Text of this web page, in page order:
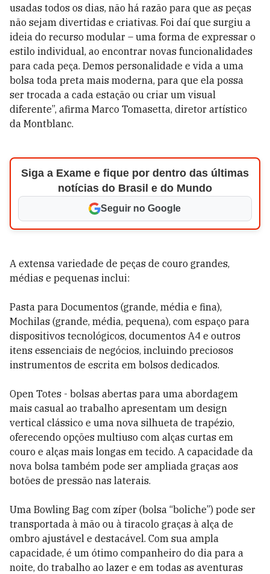
usadas todos os dias, não há razão para que as peças
não sejam divertidas e criativas. Foi daí que surgiu a
ideia do recurso modular – uma forma de expressar o
estilo individual, ao encontrar novas funcionalidades
para cada peça. Demos personalidade e vida a uma
bolsa toda preta mais moderna, para que ela possa
ser trocada a cada estação ou criar um visual
diferente”, afirma Marco Tomasetta, diretor artístico
da Montblanc.
Siga a Exame e fique por dentro das últimas
notícias do Brasil e do Mundo
Seguir no Google
A extensa variedade de peças de couro grandes,
médias e pequenas inclui:
Pasta para Documentos (grande, média e fina),
Mochilas (grande, média, pequena), com espaço para
dispositivos tecnológicos, documentos A4 e outros
itens essenciais de negócios, incluindo preciosos
instrumentos de escrita em bolsos dedicados.
Open Totes - bolsas abertas para uma abordagem
mais casual ao trabalho apresentam um design
vertical clássico e uma nova silhueta de trapézio,
oferecendo opções multiuso com alças curtas em
couro e alças mais longas em tecido. A capacidade da
nova bolsa também pode ser ampliada graças aos
botões de pressão nas laterais.
Uma Bowling Bag com zíper (bolsa “boliche”) pode ser
transportada à mão ou à tiracolo graças à alça de
ombro ajustável e destacável. Com sua ampla
capacidade, é um ótimo companheiro do dia para a
noite, do trabalho ao lazer e em todas as aventuras